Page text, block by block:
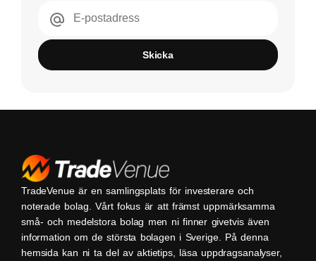
E-postadress
Skicka
TradeVenue är en samlingsplats för investerare och
noterade bolag. Vårt fokus är att främst uppmärksamma
små- och medelstora bolag men ni finner givetvis även
information om de största bolagen i Sverige. På denna
hemsida kan ni ta del av aktietips, läsa uppdragsanalyser,